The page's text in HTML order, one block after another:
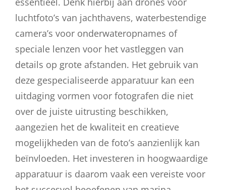
luchtfoto’s van jachthavens, waterbestendige
camera’s voor onderwateropnames of
speciale lenzen voor het vastleggen van
details op grote afstanden. Het gebruik van
deze gespecialiseerde apparatuur kan een
uitdaging vormen voor fotografen die niet
over de juiste uitrusting beschikken,
aangezien het de kwaliteit en creatieve
mogelijkheden van de foto’s aanzienlijk kan
beïnvloeden. Het investeren in hoogwaardige
apparatuur is daarom vaak een vereiste voor